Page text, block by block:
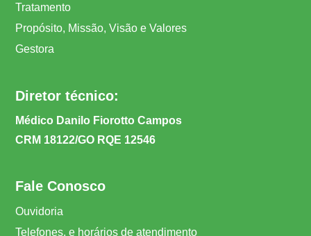
Tratamento
Propósito, Missão, Visão e Valores
Gestora
Diretor técnico:
Médico Danilo Fiorotto Campos
CRM 18122/GO RQE 12546
Fale Conosco
Ouvidoria
Telefones, e horários de atendimento